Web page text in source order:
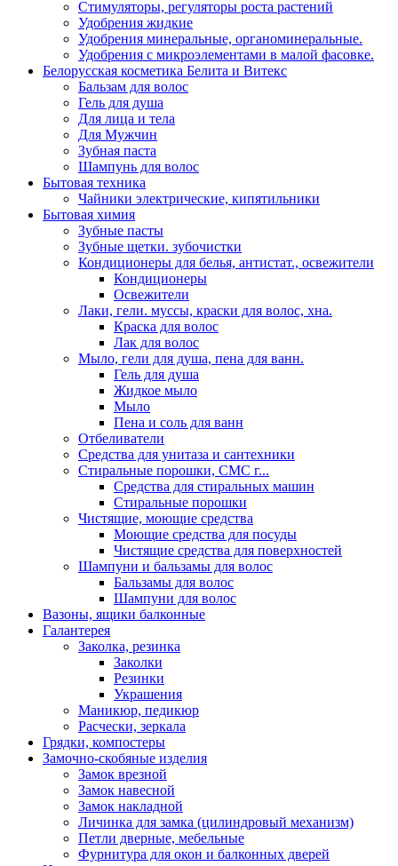
Стимуляторы, регуляторы роста растений
Удобрения жидкие
Удобрения минеральные, органоминеральные.
Удобрения с микроэлементами в малой фасовке.
Белорусская косметика Белита и Витекс
Бальзам для волос
Гель для душа
Для лица и тела
Для Мужчин
Зубная паста
Шампунь для волос
Бытовая техника
Чайники электрические, кипятильники
Бытовая химия
Зубные пасты
Зубные щетки. зубочистки
Кондиционеры для белья, антистат., освежители
Кондиционеры
Освежители
Лаки, гели. муссы, краски для волос, хна.
Краска для волос
Лак для волос
Мыло, гели для душа, пена для ванн.
Гель для душа
Жидкое мыло
Мыло
Пена и соль для ванн
Отбеливатели
Средства для унитаза и сантехники
Стиральные порошки, СМС г...
Средства для стиральных машин
Стиральные порошки
Чистящие, моющие средства
Моющие средства для посуды
Чистящие средства для поверхностей
Шампуни и бальзамы для волос
Бальзамы для волос
Шампуни для волос
Вазоны, ящики балконные
Галантерея
Заколка, резинка
Заколки
Резинки
Украшения
Маникюр, педикюр
Расчески, зеркала
Грядки, компостеры
Замочно-скобяные изделия
Замок врезной
Замок навесной
Замок накладной
Личинка для замка (цилиндровый механизм)
Петли дверные, мебельные
Фурнитура для окон и балконных дверей